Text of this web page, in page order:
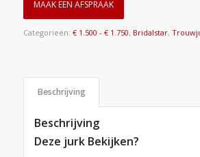
MAAK EEN AFSPRAAK
Categorieën: € 1.500 - € 1.750, Bridalstar,
Beschrijving
Beschrijving
Deze jurk Bekijken?